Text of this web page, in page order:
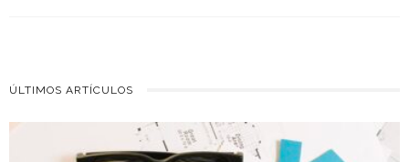
ÚLTIMOS ARTÍCULOS